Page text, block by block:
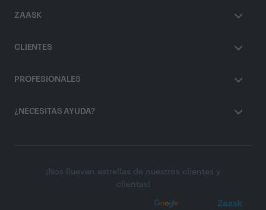
ZAASK
CLIENTES
PROFESIONALES
¿NECESITAS AYUDA?
¡Nos llueven estrellas de nuestros clientes y
clientas!